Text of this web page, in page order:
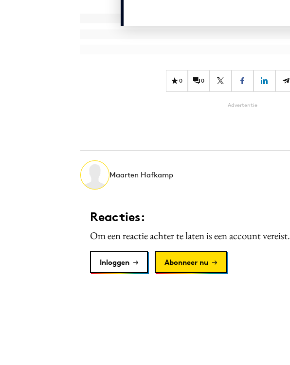
0 0
Advertentie
Maarten Hafkamp
Reacties:
Om een reactie achter te laten is een account vereist.
Inloggen Abonneer nu